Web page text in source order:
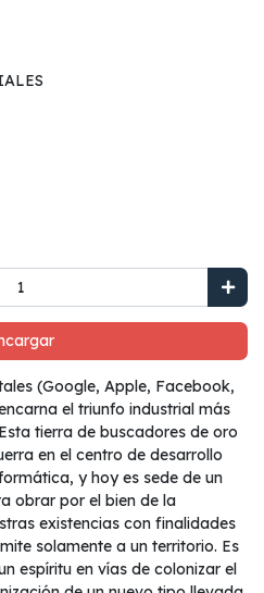
(Google, Apple, Facebook,
el triunfo industrial más
tierra de buscadores de oro
en el centro de desarrollo
y hoy es sede de un
obrar por el bien de la
existencias con finalidades
solamente a un territorio. Es
espíritu en vías de colonizar el